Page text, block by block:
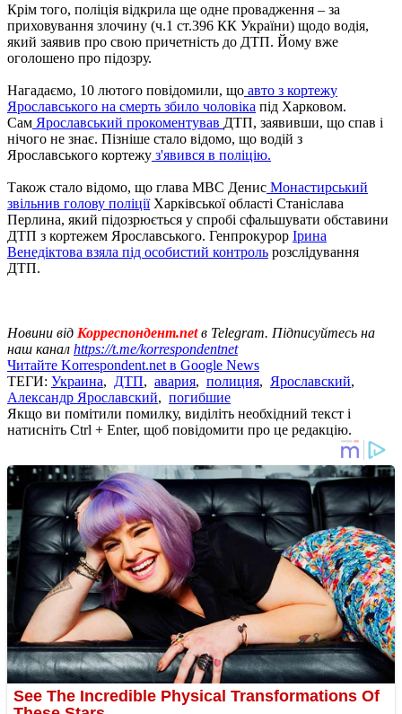
Крім того, поліція відкрила ще одне провадження – за
приховування злочину (ч.1 ст.396 КК України) щодо водія,
який заявив про свою причетність до ДТП. Йому вже
оголошено про підозру.
Нагадаємо, 10 лютого повідомили, що авто з кортежу
Ярославського на смерть збило чоловіка під Харковом.
Сам Ярославський прокоментував ДТП, заявивши, що спав і
нічого не знає. Пізніше стало відомо, що водій з
Ярославського кортежу з'явився в поліцію.
Також стало відомо, що глава МВС Денис Монастирський
звільнив голову поліціїХарківської області Станіслава
Перлина, який підозрюється у спробі сфальшувати обставини
ДТП з кортежем Ярославського. Генпрокурор Ірина
Венедіктова взяла під особистий контроль розслідування
ДТП.
Новини від Корреспондент.netв Telegram. Підписуйтесь на
наш канал https://t.me/korrespondentnet
Читайте Korrespondent.net в Google News
ТЕГИ: Украина, ДТП, авария, полиция, Ярославский,
Александр Ярославский, погибшие
Якщо ви помітили помилку, виділіть необхідний текст і
натисніть Ctrl + Enter, щоб повідомити про це редакцію.